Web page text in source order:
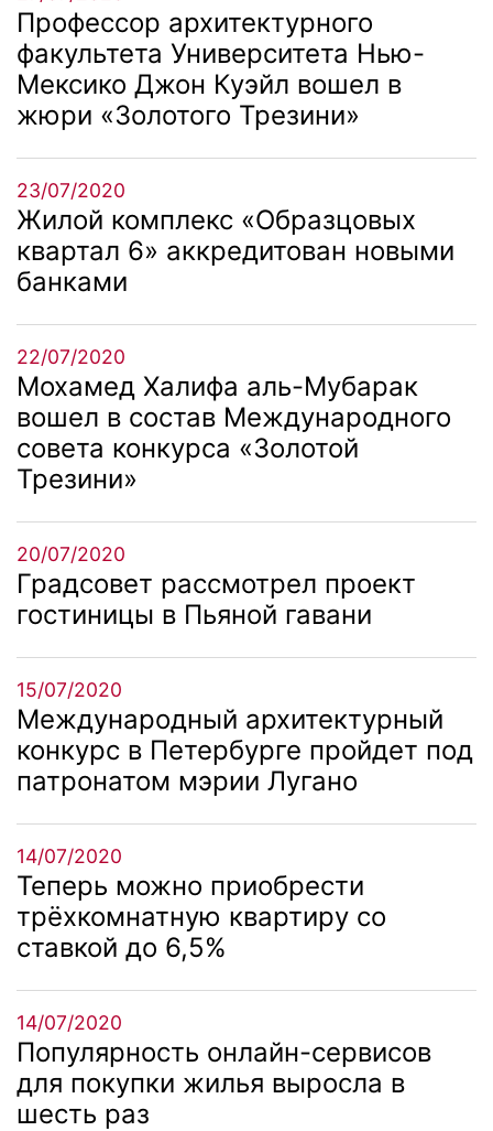
Профессор архитектурного
факультета Университета Нью-
Мексико Джон Куэйл вошел в
жюри «Золотого Трезини»
23/07/2020
Жилой комплекс «Образцовых
квартал 6» аккредитован новыми
банками
22/07/2020
Мохамед Халифа аль-Мубарак
вошел в состав Международного
совета конкурса «Золотой
Трезини»
20/07/2020
Градсовет рассмотрел проект
гостиницы в Пьяной гавани
15/07/2020
Международный архитектурный
конкурс в Петербурге пройдет под
патронатом мэрии Лугано
14/07/2020
Теперь можно приобрести
трёхкомнатную квартиру со
ставкой до 6,5%
14/07/2020
Популярность онлайн-сервисов
для покупки жилья выросла в
шесть раз